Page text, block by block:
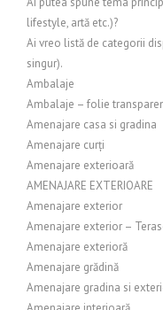
lifestyle, artă etc.)?
Ai vreo listă de categorii
singur).
Ambalaje
Ambalaje – folie
Amenajare casa si gradina
Amenajare curți
Amenajare exterioară
AMENAJARE EXTERIOARE
Amenajare exterior
Amenajare exterior –
Amenajare exterioră
Amenajare grădină
Amenajare gradina si